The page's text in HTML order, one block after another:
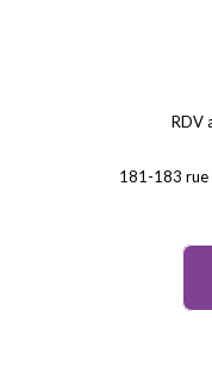
RDV
181-183 rue